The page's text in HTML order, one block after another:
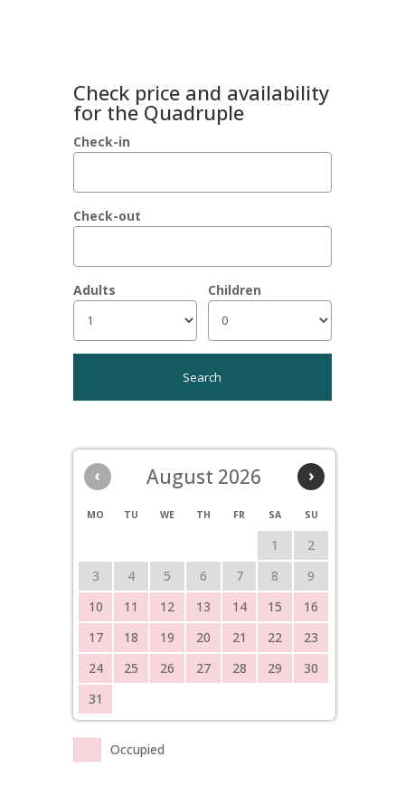
Check price and availability
for the Quadruple
Check-in
Check-out
Adults Children
‹ ›
August 2026
MO TU WE TH FR SA SU
1
2
3
4 5 6 7 8
9
10
11 12 13 14 15
16
17
18 19 20 21 22
23
24
25 26 27 28 29
30
31
Occupied